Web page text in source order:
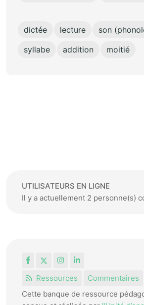
dictée lecture
son
syllabe
addition moitié
UTILISATEURS EN LIGNE
Il y a actuellement 2 personne(s)
FacebookInstagram
LinkedIn
Ressources
Commentaires
Cette banque de ressource